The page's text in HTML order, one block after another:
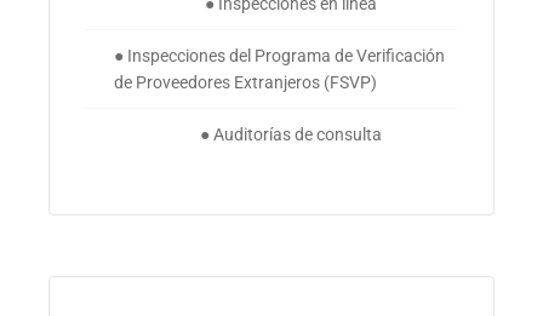
● Inspecciones en línea
● Inspecciones del Programa de Verificación
de Proveedores Extranjeros (FSVP)
● Auditorías de consulta